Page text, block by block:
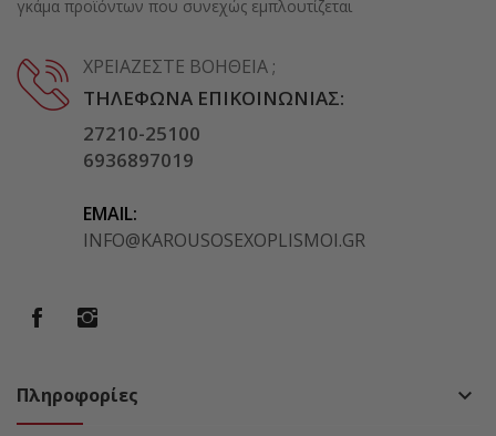
γκάμα προϊόντων που συνεχώς εμπλουτίζεται
ΧΡΕΙΆΖΕΣΤΕ ΒΟΉΘΕΙΑ ;
ΤΗΛΈΦΩΝΑ ΕΠΙΚΟΙΝΩΝΊΑΣ:
27210-25100
6936897019
EMAIL:
INFO@KAROUSOSEXOPLISMOI.GR
Πληροφορίες keyboard_arrow_down